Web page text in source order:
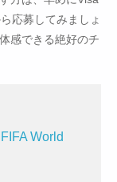
応募してみましょ
感できる絶好のチ
World